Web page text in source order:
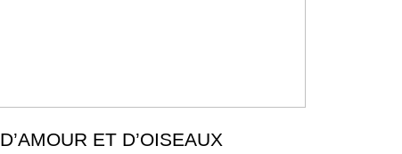
D’AMOUR ET D’OISEAUX